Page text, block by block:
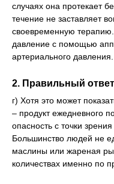
случаях она протекает
течение не заставляет
своевременную
давление с помощью
артериального давления.
2. Правильный ответ
г) Хотя это может
– продукт ежедневного
опасность с точки
Большинство людей не
маслины или жареная
количествах именно по